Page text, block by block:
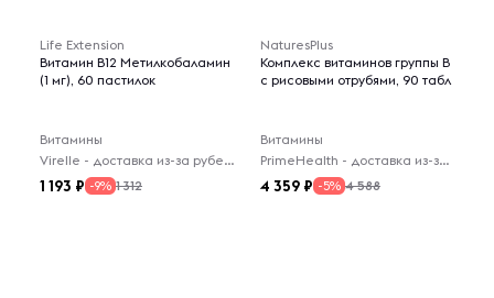
Life Extension
Витамин В12 Метилкобаламин
(1 мг), 60 пастилок
Витамины
Virelle - доставка из-за рубежа
1 193 -9% 1 312
NaturesPlus
Комплекс витаминов группы B
с рисовыми отрубями, 90 табл
Витамины
PrimeHealth - доставка из-за рубежа
4 359 -5% 4 588